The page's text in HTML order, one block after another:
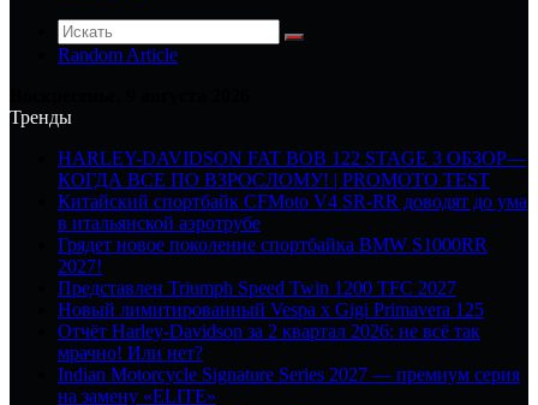
Random Article
Тренды
HARLEY-DAVIDSON FAT BOB 122 STAGE 3 ОБЗОР—
КОГДА ВСЕ ПО ВЗРОСЛОМУ! | PROMOTO TEST
Китайский спортбайк CFMoto V4 SR-RR доводят до ума
в итальянской аэротрубе
Грядет новое поколение спортбайка BMW S1000RR
2027!
Представлен Triumph Speed Twin 1200 TFC 2027
Новый лимитированный Vespa x Gigi Primavera 125
Отчёт Harley-Davidson за 2 квартал 2026: не всё так
мрачно! Или нет?
Indian Motorcycle Signature Series 2027 — премиум серия
на замену «ELITE»